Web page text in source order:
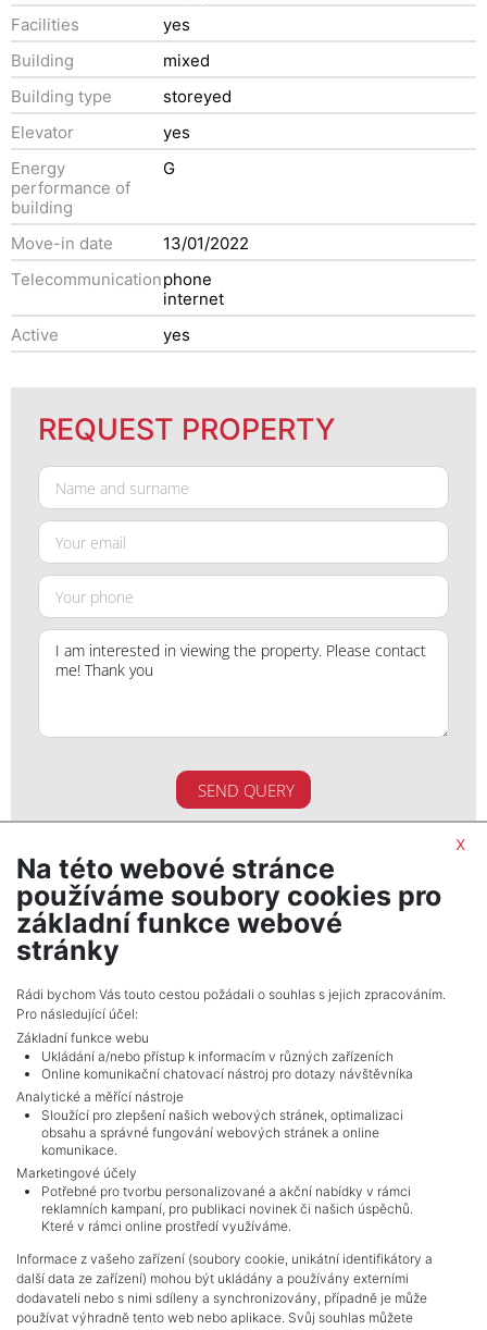
Facilities
yes
Building
mixed
Building type
storeyed
Elevator
yes
Energy
performance of
building
G
Move-in date
13/01/2022
Telecommunicationphone
internet
Active
yes
REQUEST PROPERTY
SEND QUERY
Kristýna Trunkatová
realitní makléř
show nr.
IWG Management (Czech Republic) s.r.o.
Na Strži 1702/65, 14000, Praha
NAVIGACE
Terms and conditions
Protection of personal data
Real estate's
Contact
x
Na této webové stránce
používáme soubory cookies pro
základní funkce webové
stránky
Rádi bychom Vás touto cestou požádali o souhlas s jejich zpracováním.
Pro následující účel:
Základní funkce webu
Ukládání a/nebo přístup k informacím v různých zařízeních
Online komunikační chatovací nástroj pro dotazy návštěvníka
Analytické a měřící nástroje
Sloužící pro zlepšení našich webových stránek, optimalizaci
obsahu a správné fungování webových stránek a online
komunikace.
Marketingové účely
Potřebné pro tvorbu personalizované a akční nabídky v rámci
reklamních kampaní, pro publikaci novinek či našich úspěchů.
Které v rámci online prostředí využíváme.
Informace z vašeho zařízení (soubory cookie, unikátní identifikátory a
další data ze zařízení) mohou být ukládány a používány externími
dodavateli nebo s nimi sdíleny a synchronizovány, případně je může
používat výhradně tento web nebo aplikace. Svůj souhlas můžete